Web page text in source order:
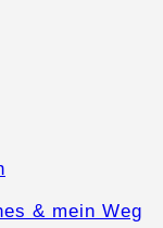
& mein Weg